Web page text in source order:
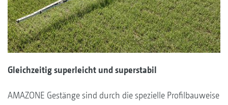
Gleichzeitig superleicht und superstabil
AMAZONE Gestänge sind durch die spezielle Profilbauweise